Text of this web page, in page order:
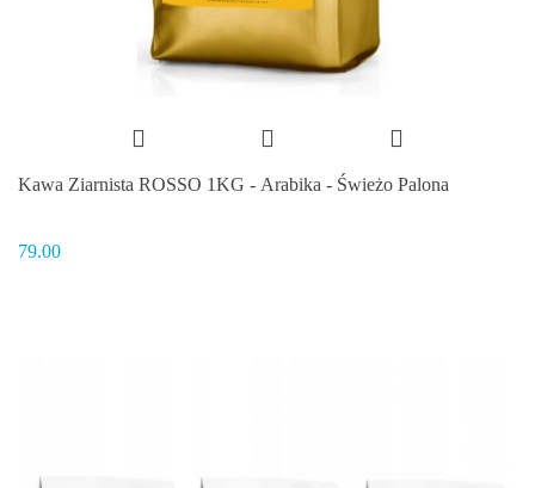
Kawa Ziarnista ROSSO 1KG - Arabika - Świeżo Palona
79.00